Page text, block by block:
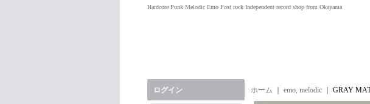
Hardcore Punk Melodic Emo Post rock Independent record shop from Okayama
ログイン ホーム emo, melodic GRAY